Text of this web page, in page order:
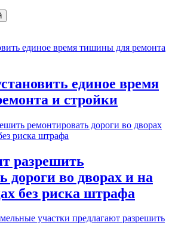
единое время
и стройки
разрешить
дороги во дворах и на
без риска штрафа